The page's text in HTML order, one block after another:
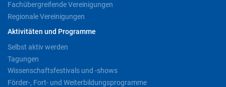
Fachübergreifende Vereinigungen
Regionale Vereinigungen
Aktivitäten und Programme
Selbst aktiv werden
Tagungen
Wissenschaftsfestivals und -shows
Förder-, Fort- und Weiterbildungsprogramme